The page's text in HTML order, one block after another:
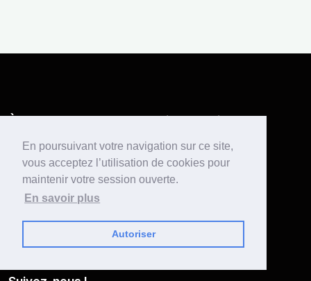
En poursuivant votre navigation sur ce site,
vous acceptez l’utilisation de cookies pour
maintenir votre session ouverte.
En savoir plus
Autoriser
À propos de nous
Équipe
Rejoindre notre Discord
Presse
Mentions légales
CGU
Conditions de participation
Liens pratiques
FAQ
Tarifs
Nos implantations
THP for Good